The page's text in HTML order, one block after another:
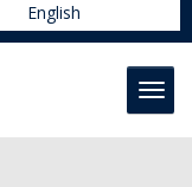
English